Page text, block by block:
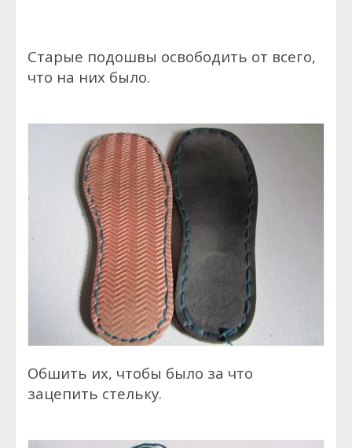
Старые подошвы освободить от всего,
что на них было.
Обшить их, чтобы было за что
зацепить стельку.